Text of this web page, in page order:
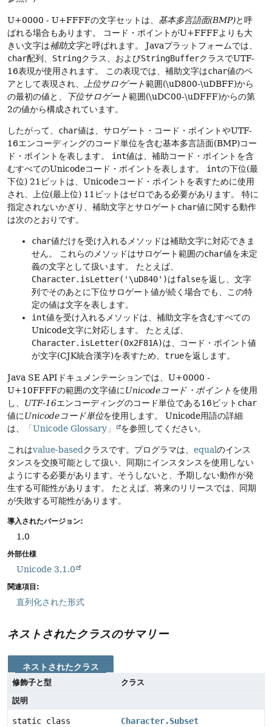
U+0000 - U+FFFFの文字セット は、 基本多言語面(BMP)と呼
ばれる場合もあります。
コード・ポイントがU+FFFFよりも大
きい文字は補助文字と呼ばれます。
Javaプラットフォームでは、
char配列、 Stringクラス、およびStringBufferクラスでUTF-
16表現が使用されます。
この表現では、補助文字はchar値のペ
アとして表現され、
上位サロゲート範囲(\uD800-\uDBFF)から
の最初の値と、
下位サロゲート範囲(\uDC00-\uDFFF)からの第
2の値から構成されています。
したがって、 char値は、サロゲート・コード・ポイントやUTF-
16エンコーディングのコード単位を含む基本多言語面(BMP)コー
ド・ポイントを表します。
int値は、補助コード・ポイントを含
むすべてのUnicodeコード・ポイントを表します。
intの下位(最
下位) 21ビットは、Unicodeコード・ポイントを表すために使用
され、上位(最上位) 11ビットはゼロである必要があります。
特に
指定されないかぎり、補助文字とサロゲート char値に関する動作
は次のとおりです。
char値だけを受け入れるメソッドは補助文字に対応できま
せん。
これらのメソッドはサロゲート範囲のchar値を未定
義の文字として扱います。
たとえば、
Character.isLetter('\uD840')はfalseを返し、文字
列でそのあとに下位サロゲート値が続く場合でも、この特
定の値は文字を表します。
int値を受け入れるメソッドは、補助文字を含むすべての
Unicode文字に対応します。
たとえば、
Character.isLetter(0x2F81A)は、コード・ポイント値
が文字(CJK統合漢字)を表すため、 trueを返します。
Java SE APIドキュメンテーションでは、U+0000 -
U+10FFFFの範囲の文字値にUnicodeコード・ポイント を使用
し、 UTF-16エンコーディングのコード単位である16ビット char
値にUnicodeコード単位を使用します。
Unicode用語の詳細
は、
「Unicode Glossary」 を参照してください。
これはvalue-based クラスです。プログラマは、 equalのインス
タンスを交換可能として扱い、同期にインスタンスを使用しない
ようにする必要があります。そうしないと、予期しない動作が発
生する可能性があります。
たとえば、将来のリリースでは、同期
が失敗する可能性があります。
導入されたバージョン:
1.0
外部仕様
Unicode 3.1.0
関連項目:
直列化された形式
ネストされたクラスのサマリー
ネストされたクラス
修飾子と型
クラス
説明
static class
Character.Subset